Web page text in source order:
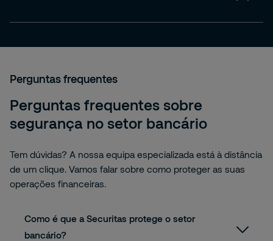
Perguntas frequentes
Perguntas frequentes sobre
segurança no setor bancário
Tem dúvidas? A nossa equipa especializada está à distância
de um clique. Vamos falar sobre como proteger as suas
operações financeiras.
Como é que a Securitas protege o setor
bancário?